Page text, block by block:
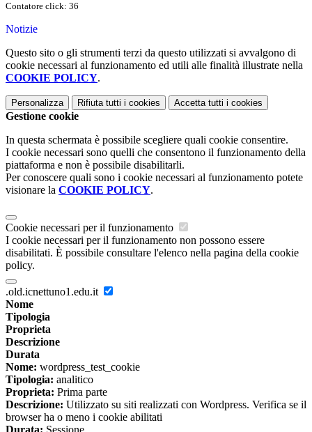
Contatore click: 36
Notizie
Questo sito o gli strumenti terzi da questo utilizzati si avvalgono di
cookie necessari al funzionamento ed utili alle finalità illustrate nella
COOKIE POLICY.
Personalizza Rifiuta tutti i cookies Accetta tutti i cookies
Gestione cookie
In questa schermata è possibile scegliere quali cookie consentire.
I cookie necessari sono quelli che consentono il funzionamento della
piattaforma e non è possibile disabilitarli.
Per conoscere quali sono i cookie necessari al funzionamento potete
visionare la COOKIE POLICY.
Cookie necessari per il funzionamento
I cookie necessari per il funzionamento non possono essere
disabilitati. È possibile consultare l'elenco nella pagina della cookie
policy.
.old.icnettuno1.edu.it
Nome
Tipologia
Proprieta
Descrizione
Durata
Nome: wordpress_test_cookie
Tipologia: analitico
Proprieta: Prima parte
Descrizione: Utilizzato su siti realizzati con Wordpress. Verifica se il
browser ha o meno i cookie abilitati
Durata: Sessione